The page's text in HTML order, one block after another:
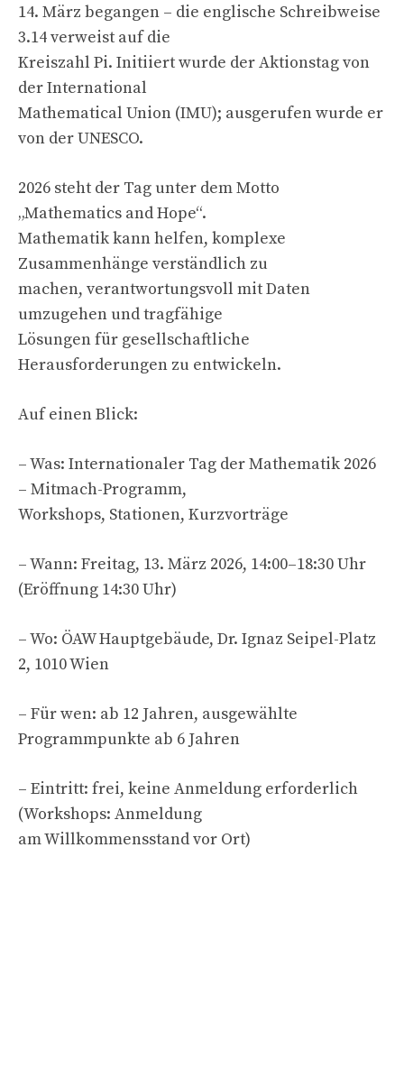
14. März begangen – die englische Schreibweise
3.14 verweist auf die
Kreiszahl Pi. Initiiert wurde der Aktionstag von
der International
Mathematical Union (IMU); ausgerufen wurde er
von der UNESCO.
2026 steht der Tag unter dem Motto
„Mathematics and Hope“.
Mathematik kann helfen, komplexe
Zusammenhänge verständlich zu
machen, verantwortungsvoll mit Daten
umzugehen und tragfähige
Lösungen für gesellschaftliche
Herausforderungen zu entwickeln.
Auf einen Blick:
– Was: Internationaler Tag der Mathematik 2026
– Mitmach-Programm,
Workshops, Stationen, Kurzvorträge
– Wann: Freitag, 13. März 2026, 14:00–18:30 Uhr
(Eröffnung 14:30 Uhr)
– Wo: ÖAW Hauptgebäude, Dr. Ignaz Seipel-Platz
2, 1010 Wien
– Für wen: ab 12 Jahren, ausgewählte
Programmpunkte ab 6 Jahren
– Eintritt: frei, keine Anmeldung erforderlich
(Workshops: Anmeldung
am Willkommensstand vor Ort)